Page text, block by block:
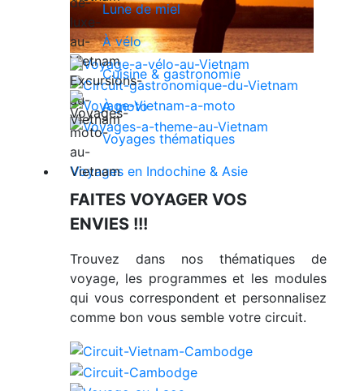
Lune de miel
À vélo
Cuisine & gastronomie
À moto
Voyages thématiques
Voyages en Indochine & Asie
FAITES VOYAGER VOS
ENVIES !!!
Trouvez dans nos thématiques de
voyage, les programmes et les modules
qui vous correspondent et personnalisez
comme bon vous semble votre circuit.